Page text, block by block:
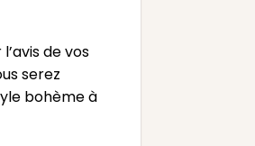
de vos
serez
bohème à